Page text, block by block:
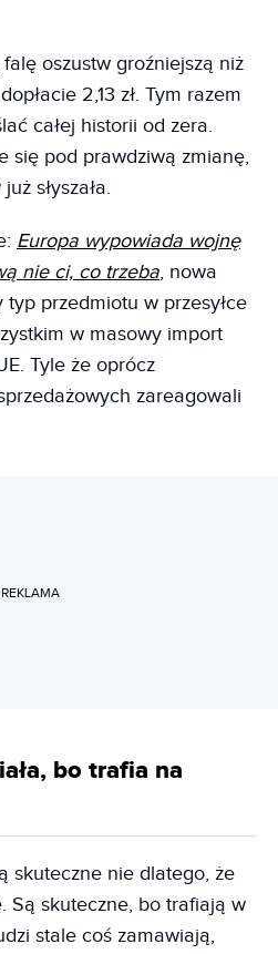
oszustw groźniejszą niż
2,13 zł. Tym razem
całej historii od zera.
się pod prawdziwą zmianę,
słyszała.
Europa wypowiada wojnę
nie ci, co trzeba, nowa
typ przedmiotu w przesyłce
w masowy import
Tyle że oprócz
zareagowali
REKLAMA
bo trafia na
skuteczne nie dlatego, że
Są skuteczne, bo trafiają w
stale coś zamawiają,